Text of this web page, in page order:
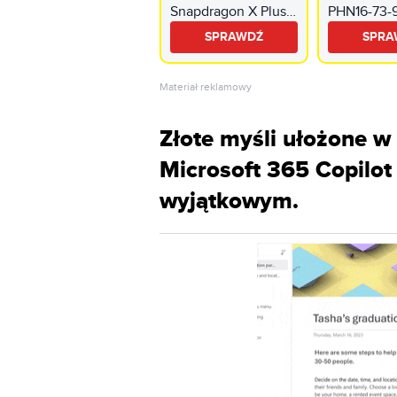
Snapdragon X Plus
16GB RAM 512GB
SSD Windows 11
Professional
SPRAWDŹ
PHN16-73-
IPS 180Hz
275HX
1TB SSD
Materiał reklamowy
Złote myśli ułożone
Microsoft 365 Copilot
wyjątkowym.